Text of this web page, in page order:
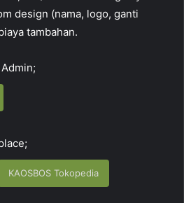
design (nama, logo, ganti
tambahan.
KAOSBOS Tokopedia